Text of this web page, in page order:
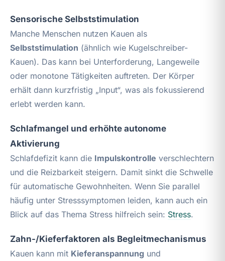
Sensorische Selbststimulation
Manche Menschen nutzen Kauen als
Selbststimulation (ähnlich wie Kugelschreiber-
Kauen). Das kann bei Unterforderung, Langeweile
oder monotone Tätigkeiten auftreten. Der Körper
erhält dann kurzfristig „Input“, was als fokussierend
erlebt werden kann.
Schlafmangel und erhöhte autonome
Aktivierung
Schlafdefizit kann die Impulskontrolle verschlechtern
und die Reizbarkeit steigern. Damit sinkt die Schwelle
für automatische Gewohnheiten. Wenn Sie parallel
häufig unter Stresssymptomen leiden, kann auch ein
Blick auf das Thema Stress hilfreich sein: Stress.
Zahn-/Kieferfaktoren als Begleitmechanismus
Kauen kann mit Kieferanspannung und